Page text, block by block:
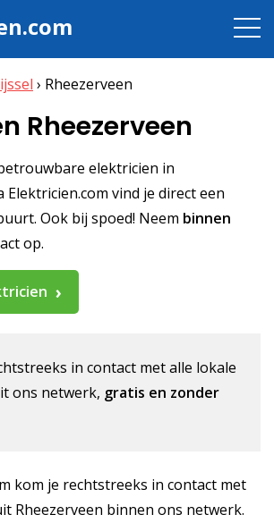
› Rheezerveen
Rheezerveen
elektricien in
Elektricien.com vind je direct een
Ook bij spoed! Neem binnen
op.
in contact met alle lokale
ons netwerk, gratis en zonder
kom je rechtstreeks in contact met
Rheezerveen binnen ons netwerk.